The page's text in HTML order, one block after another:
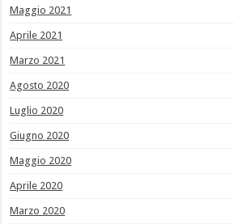
Maggio 2021
Aprile 2021
Marzo 2021
Agosto 2020
Luglio 2020
Giugno 2020
Maggio 2020
Aprile 2020
Marzo 2020